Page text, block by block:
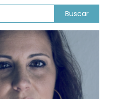
Buscar: